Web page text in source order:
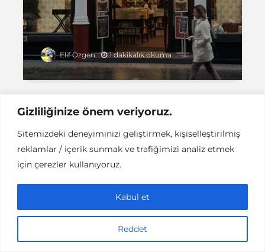
Gizliliğinize önem veriyoruz.
Sitemizdeki deneyiminizi geliştirmek, kişiselleştirilmiş
reklamlar / içerik sunmak ve trafiğimizi analiz etmek
için çerezler kullanıyoruz.
Reddet
Kabul et
Elif Özgen 1 dakikalık okuma
Instant DCPC © Her Hakkı Saklıdır |İLETİŞİM
This work is licensed under aCreative
Commons Attribution-NonCommercial-NoDerivatives 4.0